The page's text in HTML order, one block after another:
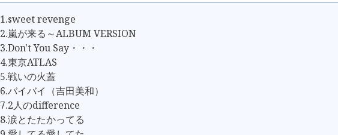
1.sweet revenge
2.嵐が来る～ALBUM VERSION
3.Don't You Say・・・
4.東京ATLAS
5.戦いの火蓋
6.バイバイ（吉田美和）
7.2人のdifference
8.涙とたたかってる